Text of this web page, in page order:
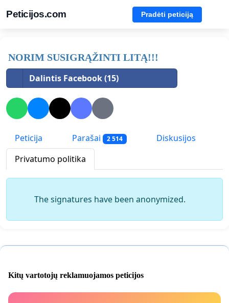
Peticijos.com Pradėti peticiją
NORIM SUSIGRĄŽINTI LITĄ!!!
Dalintis Facebook (15)
Peticija Parašai 2 514
Diskusijos
Privatumo politika
The signatures have been anonymized.
Kitų vartotojų reklamuojamos peticijos